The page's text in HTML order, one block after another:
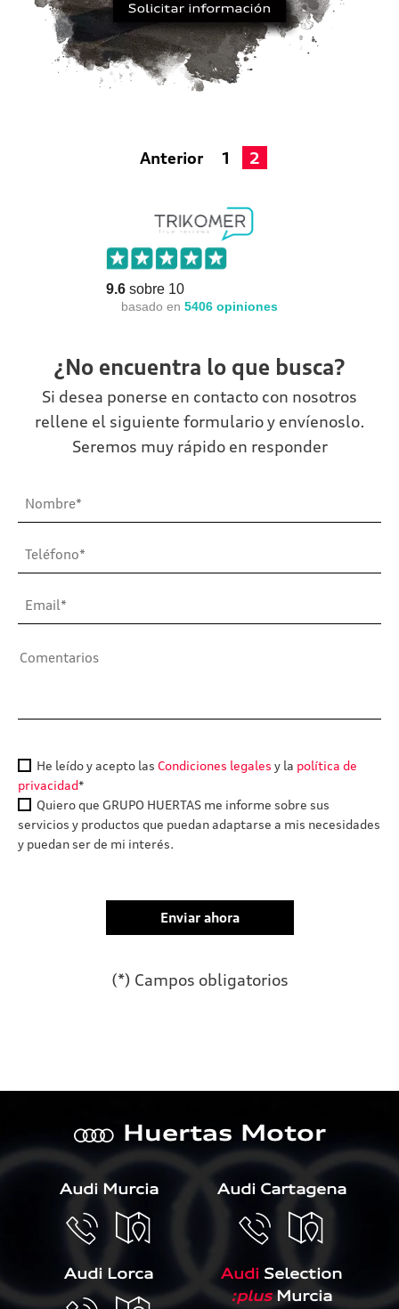
Anterior 1 2
9.6sobre 10
basado en 5406 opiniones
¿No encuentra lo que busca?
Si desea ponerse en contacto con nosotros
rellene el siguiente formulario y envíenoslo.
Seremos muy rápido en responder
He leído y acepto las Condiciones legales y la política de
privacidad*
Quiero que GRUPO HUERTAS me informe sobre sus
servicios y productos que puedan adaptarse a mis necesidades
y puedan ser de mi interés.
(*) Campos obligatorios
a Huertas Motor
Audi Murcia Audi Cartagena
Audi Lorca Audi Selection
:plusMurcia